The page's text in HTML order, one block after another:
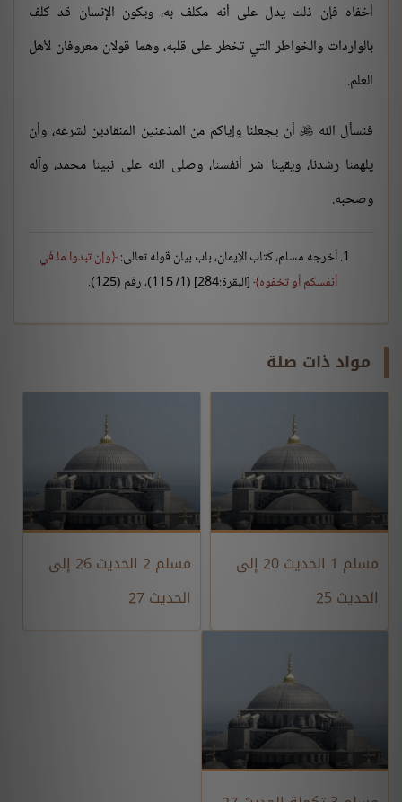
أخفاه فإن ذلك يدل على أنه مكلف به، ويكون الإنسان قد كلف
بالواردات والخواطر التي تخطر على قلبه، وهما قولان معروفان لأهل
العلم.
فنسأل الله  أن يجعلنا وإياكم من المذعنين المنقادين لشرعه، وأن
يلهمنا رشدنا، ويقينا شر أنفسنا، وصلى الله على نبينا محمد، وآله
وصحبه.
أخرجه مسلم، كتاب الإيمان، باب بيان قوله تعالى: وإن تبدوا ما في
أنفسكم أو تخفوه [البقرة:284] (1/ 115)، رقم (125).
مواد ذات صلة
مسلم 1 الحديث 20 إلى
الحديث 25
مسلم 2 الحديث 26 إلى
الحديث 27